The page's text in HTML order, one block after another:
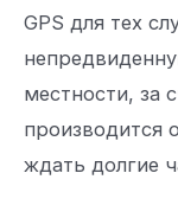
GPS для тех
местности, за
производится
ждать долгие